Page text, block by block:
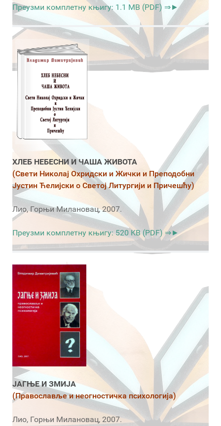
Преузми комплетну књигу: 1.1 MB (PDF) ⇒►
ХЛЕБ НЕБЕСНИ И ЧАША ЖИВОТА
(Свети Николај Охридски и Жички и Преподобни
Јустин Ћелијски о Светој Литургији и Причешћу)
Лио, Горњи Милановац, 2007.
Преузми комплетну књигу: 520 KB (PDF) ⇒►
ЈАГЊЕ И ЗМИЈА
(Православље и неогностичка психологија)
Лио, Горњи Милановац, 2007.